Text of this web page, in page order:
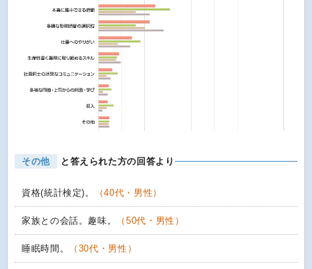
その他 と答えられた方の回答より
資格(統計検定)。 （40代・男性）
家族との会話。趣味。 （50代・男性）
睡眠時間。 （30代・男性）